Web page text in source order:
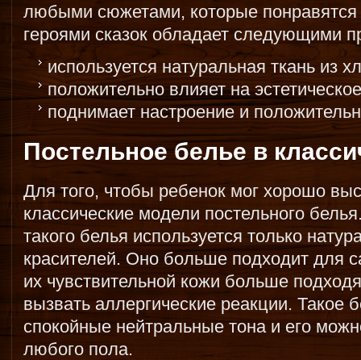
любыми сюжетами, которые понравятся
героями сказок обладает следующими
используется натуральная ткань из
положительно влияет на
поднимает настроение и
Постельное белье в
Для того, чтобы ребенок мог хорошо
классические модели постельного
такого белья используется только
красителей. Оно больше подходит для
их чувствительной кожи больше
вызвать аллергические реакции. Такое
спокойные нейтральные тона и его
любого пола.